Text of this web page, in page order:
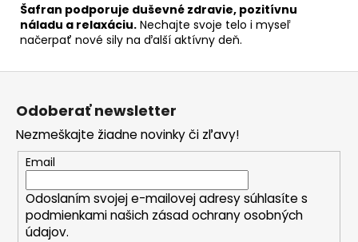
Šafran podporuje duševné zdravie, pozitívnu
náladu a relaxáciu. Nechajte svoje telo i myseľ
načerpať nové sily na ďalší aktívny deň.
Z
Odoberať newsletter
Nezmeškajte žiadne novinky či zľavy!
Email
Odoslaním svojej e-mailovej adresy súhlasíte s
podmienkami našich zásad ochrany osobných
údajov.